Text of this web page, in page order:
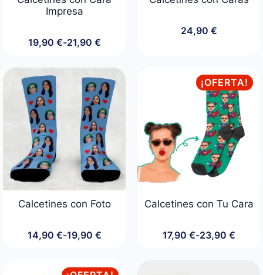
Impresa
19,90 €-21,90 €
Rango
precios:
desde
19,90 €
hasta
21,90 €
24,90 €
Calcetines con Foto
14,90 €-19,90 €
Rango
¡OFERTA!
Calcetines con Tu Cara
17,90 €-23,90 €
Rango